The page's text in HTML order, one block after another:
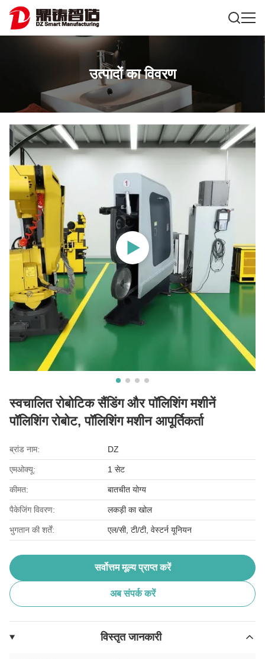
उत्पादों का विवरण
स्वचालित रोबोटिक सैंडिंग और पॉलिशिंग मशीनें
पॉलिशिंग रोबोट, पॉलिशिंग मशीन आपूर्तिकर्ता
ब्रांड नाम: DZ
एमओक्यू: 1 सेट
कीमत: बातचीत योग्य
पैकेजिंग विवरण: लकड़ी का खोल
भुगतान की शर्तें: एल/सी, टी/टी, वेस्टर्न यूनियन
सर्वोत्तम मूल्य प्राप्त करें
अब संपर्क करें
विस्तृत जानकारी